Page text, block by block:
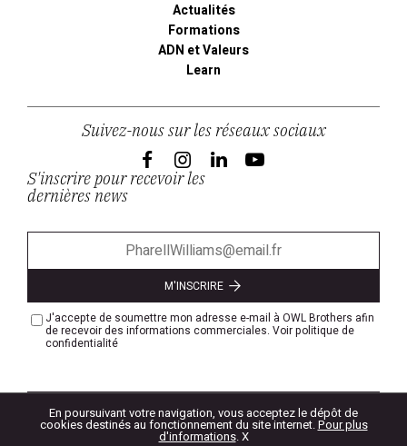
Actualités
Formations
ADN et Valeurs
Learn
Suivez-nous sur les réseaux sociaux
S'inscrire pour recevoir les
dernières news
M'INSCRIRE
J'accepte de soumettre mon adresse e-mail à OWL Brothers afin
de recevoir des informations commerciales. Voir politique de
confidentialité
une création de site internet signée
32 décembre CGVMENTIONS
LÉGALES
POLITIQUE DE
CONFIDENTIALITÉ
En poursuivant votre navigation, vous acceptez le dépôt de
cookies destinés au fonctionnement du site internet.Pour plus
d'informations.X